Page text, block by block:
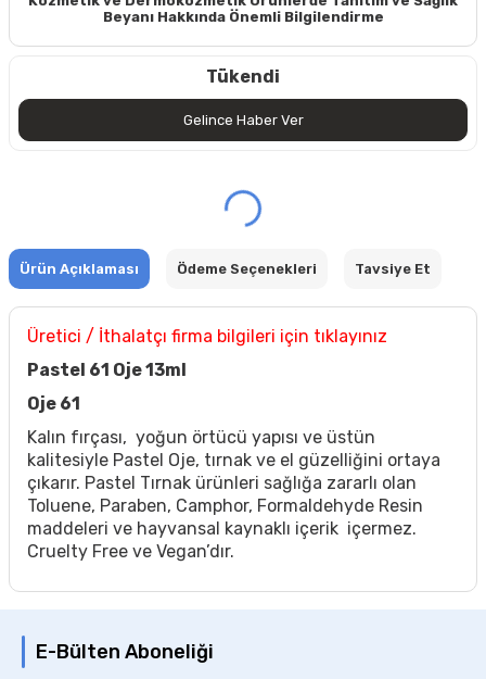
Beyanı Hakkında Önemli Bilgilendirme
Tükendi
Gelince Haber Ver
Ürün Açıklaması Ödeme Seçenekleri Tavsiye Et
Üretici / İthalatçı firma bilgileri için tıklayınız
Pastel 61 Oje 13ml
Oje 61
Kalın fırçası, yoğun örtücü yapısı ve üstün
kalitesiyle Pastel Oje, tırnak ve el güzelliğini ortaya
çıkarır. Pastel Tırnak ürünleri sağlığa zararlı olan
Toluene, Paraben, Camphor, Formaldehyde Resin
maddeleri ve hayvansal kaynaklı içerik içermez.
Cruelty Free ve Vegan’dır.
E-Bülten Aboneliği